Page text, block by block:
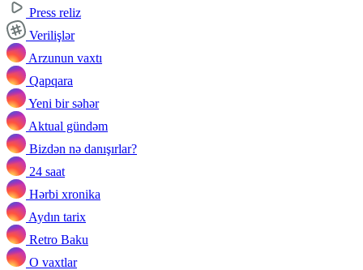
Press reliz
Verilişlər
Arzunun vaxtı
Qapqara
Yeni bir səhər
Aktual gündəm
Bizdən nə danışırlar?
24 saat
Hərbi xronika
Aydın tarix
Retro Baku
O vaxtlar